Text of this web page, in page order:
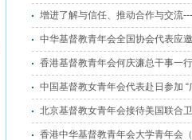
增进了解与信任、推动合作与交流
中华基督教青年会全国协会代表应
香港基督教青年会何庆濂总干事一
中国基督教女青年会代表赴日参加
北京基督教女青年会接待美国联合
香港中华基督教青年会大学青年会